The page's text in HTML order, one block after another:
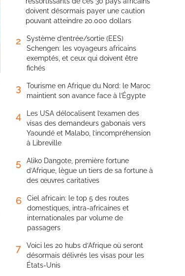
doivent désormais payer une caution
pouvant atteindre 20.000 dollars
2
Système d’entrée/sortie (EES)
Schengen: les voyageurs africains
exemptés, et ceux qui doivent être
fichés
3
Tourisme en Afrique du Nord: le Maroc
maintient son avance face à l’Égypte
4
Les USA délocalisent l’examen des
visas des demandeurs gabonais vers
Yaoundé et Malabo, l’incompréhension
à Libreville
5
Aliko Dangote, première fortune
d’Afrique, lègue un tiers de sa fortune à
des œuvres caritatives
6
Ciel africain: le top 5 des routes
domestiques, intra-africaines et
internationales par volume de
passagers
7
Voici les 20 hubs d’Afrique où seront
désormais délivrés les visas pour les
États-Unis